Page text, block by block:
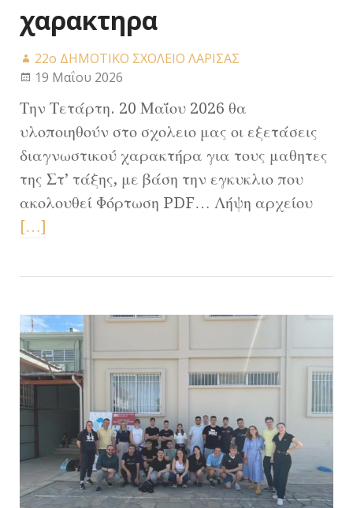
χαρακτηρα
22ο ΔΗΜΟΤΙΚΟ ΣΧΟΛΕΙΟ ΛΑΡΙΣΑΣ
19 Μαΐου 2026
Την Τετάρτη. 20 Μαΐου 2026 θα
υλοποιηθούν στο σχολειο μας οι εξετάσεις
διαγνωστικού χαρακτήρα για τους μαθητες
της Στ’ τάξης, με βάση την εγκυκλιο που
ακολουθεί Φόρτωση PDF… Λήψη αρχείου
[…]